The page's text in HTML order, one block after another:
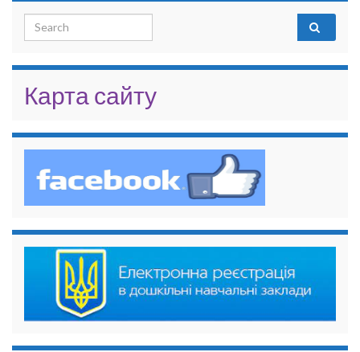
Search for:
Карта сайту